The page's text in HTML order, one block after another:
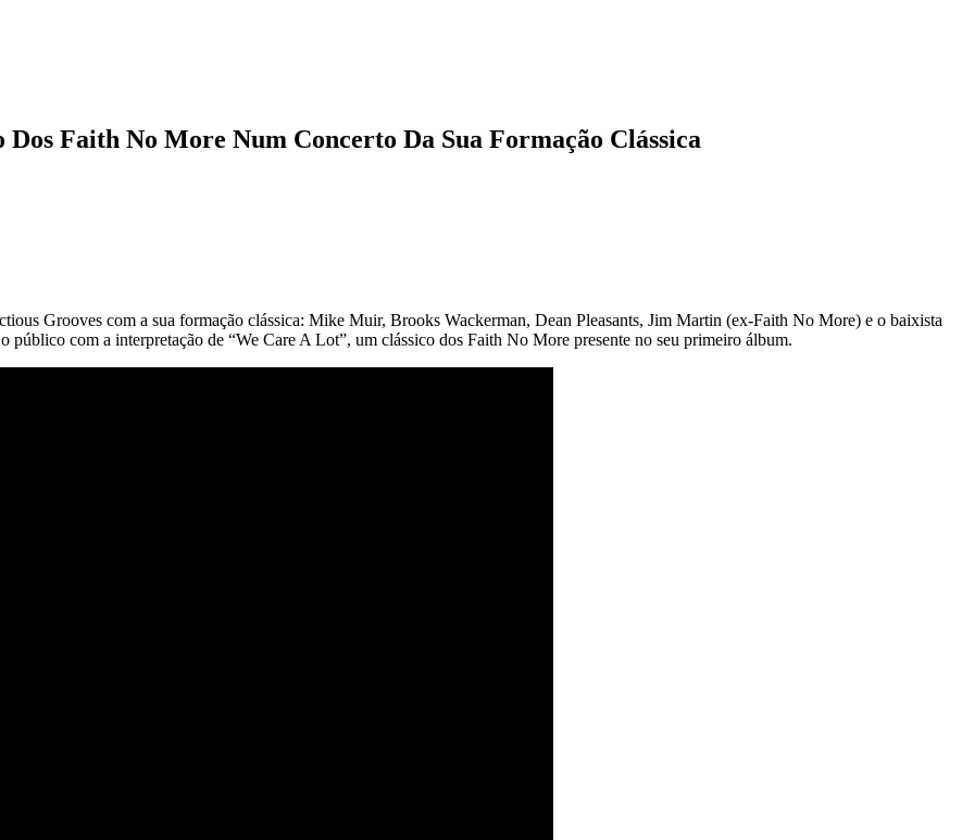
Faith No More Num Concerto Da Sua Formação Clássica
Grooves com a sua formação clássica: Mike Muir, Brooks Wackerman, Dean Pleasants, Jim Martin (ex-Faith No More) e o baixista
público com a interpretação de “We Care A Lot”, um clássico dos Faith No More presente no seu primeiro álbum.